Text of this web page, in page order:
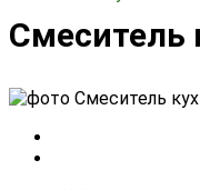
Смеситель